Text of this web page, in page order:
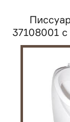
37108001